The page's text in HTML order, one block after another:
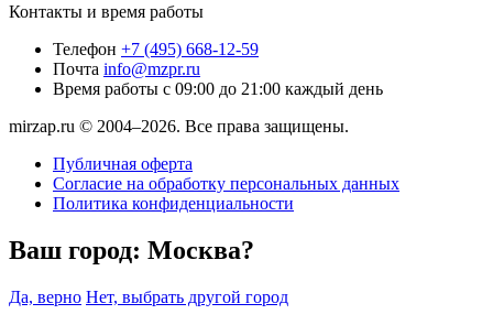
Контакты и время работы
Телефон +7 (495) 668-12-59
Почта info@mzpr.ru
Время работы с 09:00 до 21:00 каждый день
mirzap.ru © 2004–2026. Все права защищены.
Публичная оферта
Согласие на обработку персональных данных
Политика конфиденциальности
Ваш город: Москва?
Да, верно Нет, выбрать другой город